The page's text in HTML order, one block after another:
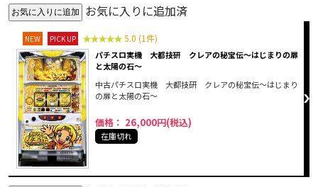
お気に入りに追加済
NEW PICK UP 5.0 (1件)
パチスロ実機 大都技研 クレアの秘宝伝～はじまりの扉
と太陽の石～
中古パチスロ実機 大都技研 クレアの秘宝伝～はじまり
の扉と太陽の石～
価格： 26,000円(税込)
在庫切れ